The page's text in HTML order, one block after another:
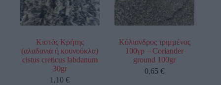
Κιστός Κρήτης
(αλαδανιά ή κουνούκλα)
cistus creticus labdanum
30gr
1,10€
Κόλιανδρος τριμμένος
100γρ – Coriander
ground 100gr
0,65€